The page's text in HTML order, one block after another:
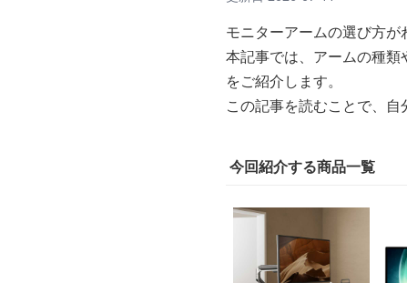
モニターアームの選び方
本記事では、アームの種
をご紹介します。
この記事を読むことで、
今回紹介する商品一覧